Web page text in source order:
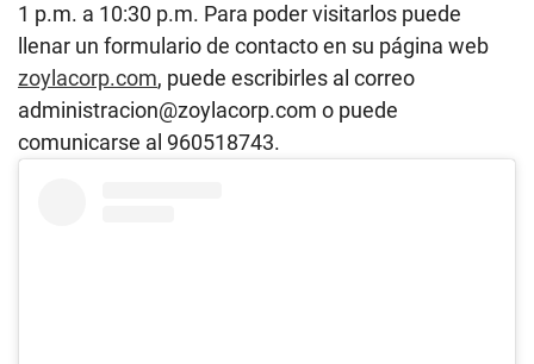
1 p.m. a 10:30 p.m. Para poder visitarlos puede
llenar un formulario de contacto en su página web
zoylacorp.com, puede escribirles al correo
administracion@zoylacorp.com o puede
comunicarse al 960518743.